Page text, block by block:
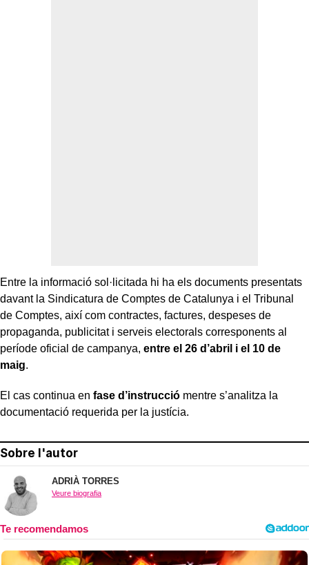
Entre la informació sol·licitada hi ha els documents presentats
davant la Sindicatura de Comptes de Catalunya i el Tribunal
de Comptes, així com contractes, factures, despeses de
propaganda, publicitat i serveis electorals corresponents al
període oficial de campanya, entre el 26 d’abril i el 10 de
maig.
El cas continua en fase d’instrucció mentre s’analitza la
documentació requerida per la justícia.
Sobre l'autor
ADRIÀ TORRES
Veure biografia